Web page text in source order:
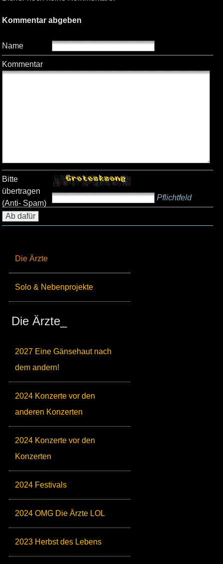
Die Ärzte
Solo & Nebenprojekte
Die Ärzte_
2027 Eine Gänsehaut nach
dem andern!
2024 Konzerte vor den
anderen Konzerten
2024 Konzerte vor den
Konzerten
2024 Festivals
2024 OMG Die Ärzte LOL
2023 Herbst des Lebens
Kommentar abgeben
Name
Kommentar
Bitte
übertragen
(Anti- Spam)
Pflichtfeld